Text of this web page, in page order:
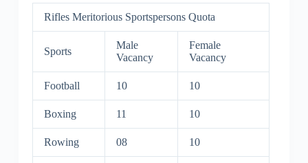
Rifles Meritorious Sportspersons Quota
Sports
Male
Vacancy
Female
Vacancy
Football 10 10
Boxing 11 10
Rowing 08 10